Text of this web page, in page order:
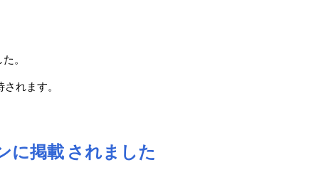
。
れます。
に掲載 されました